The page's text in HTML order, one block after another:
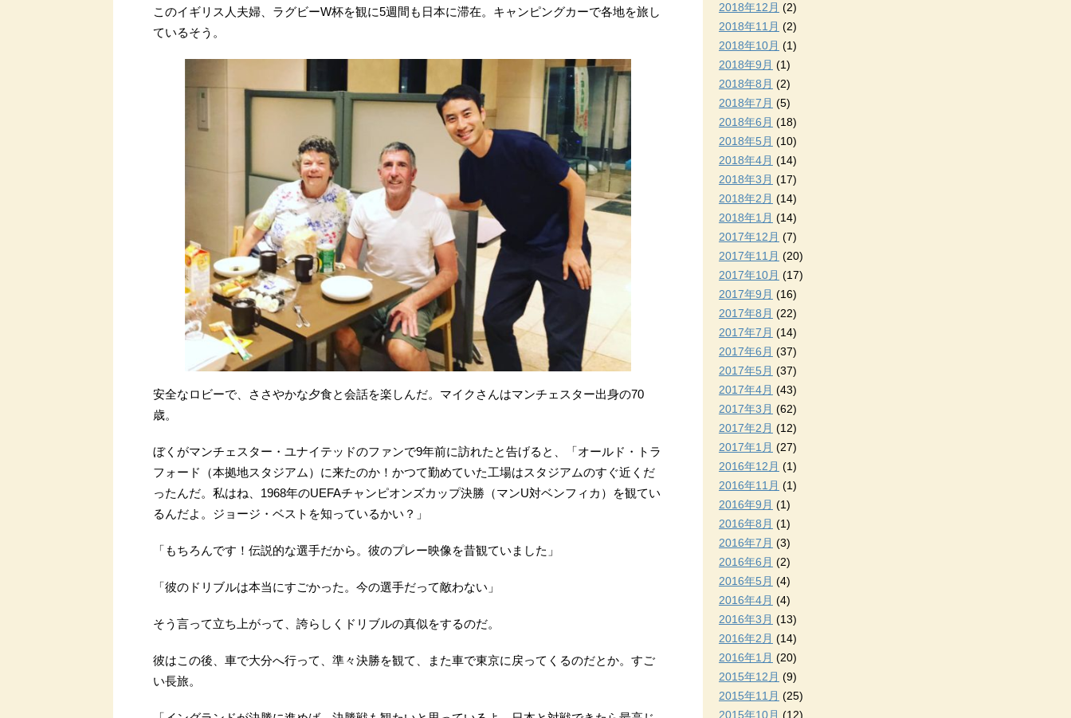
このイギリス人夫婦、ラグビーW杯を観に5週間も日本に滞在。キャンピングカーで各地を旅し
ているそう。
安全なロビーで、ささやかな夕食と会話を楽しんだ。マイクさんはマンチェスター出身の70
歳。
ぼくがマンチェスター・ユナイテッドのファンで9年前に訪れたと告げると、「オールド・トラ
フォード（本拠地スタジアム）に来たのか！かつて勤めていた工場はスタジアムのすぐ近くだ
ったんだ。私はね、1968年のUEFAチャンピオンズカップ決勝（マンU対ベンフィカ）を観てい
るんだよ。ジョージ・ベストを知っているかい？」
「もちろんです！伝説的な選手だから。彼のプレー映像を昔観ていました」
「彼のドリブルは本当にすごかった。今の選手だって敵わない」
そう言って立ち上がって、誇らしくドリブルの真似をするのだ。
彼はこの後、車で大分へ行って、準々決勝を観て、また車で東京に戻ってくるのだとか。すご
い長旅。
2018年12月 (2)
2018年11月 (2)
2018年10月 (1)
2018年9月 (1)
2018年8月 (2)
2018年7月 (5)
2018年6月 (18)
2018年5月 (10)
2018年4月 (14)
2018年3月 (17)
2018年2月 (14)
2018年1月 (14)
2017年12月 (7)
2017年11月 (20)
2017年10月 (17)
2017年9月 (16)
2017年8月 (22)
2017年7月 (14)
2017年6月 (37)
2017年5月 (37)
2017年4月 (43)
2017年3月 (62)
2017年2月 (12)
2017年1月 (27)
2016年12月 (1)
2016年11月 (1)
2016年9月 (1)
2016年8月 (1)
2016年7月 (3)
2016年6月 (2)
2016年5月 (4)
2016年4月 (4)
2016年3月 (13)
2016年2月 (14)
2016年1月 (20)
2015年12月 (9)
2015年11月 (25)
2015年10月 (12)